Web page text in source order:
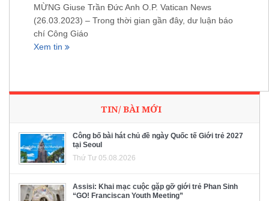
MỪNG Giuse Trần Đức Anh O.P. Vatican News
(26.03.2023) – Trong thời gian gần đây, dư luận báo
chí Công Giáo
Xem tin
TIN/ BÀI MỚI
Công bố bài hát chủ đề ngày Quốc tế Giới trẻ 2027
tại Seoul
Thứ Tư 05.08.2026
Assisi: Khai mạc cuộc gặp gỡ giới trẻ Phan Sinh
“GO! Franciscan Youth Meeting”